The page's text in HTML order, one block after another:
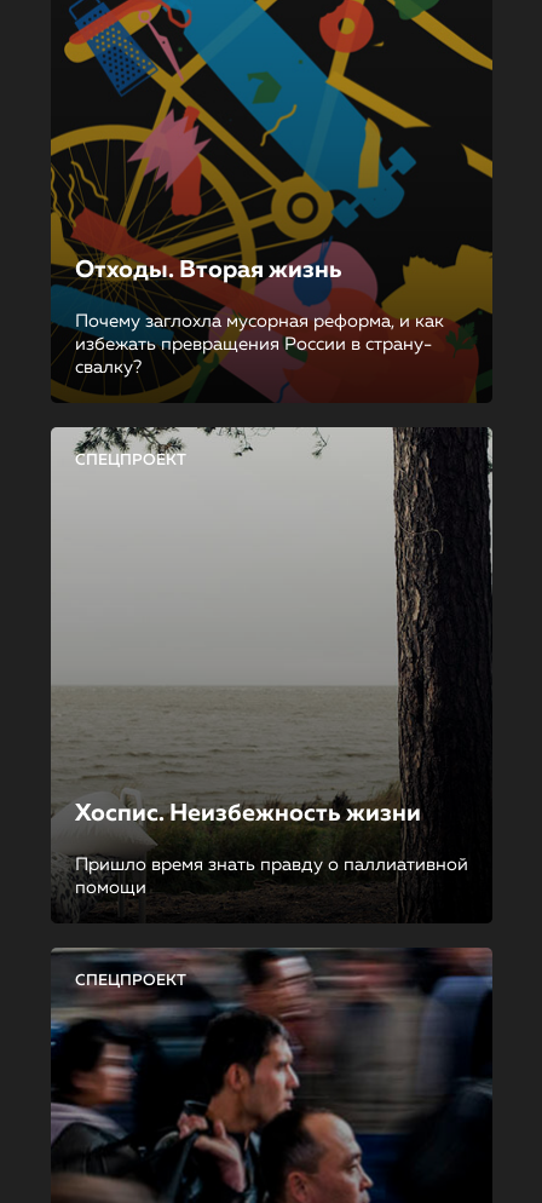
Отходы. Вторая жизнь
Почему заглохла мусорная реформа, и как
избежать превращения России в страну-
свалку?
СПЕЦПРОЕКТ
Хоспис. Неизбежность жизни
Пришло время знать правду о паллиативной
помощи
СПЕЦПРОЕКТ